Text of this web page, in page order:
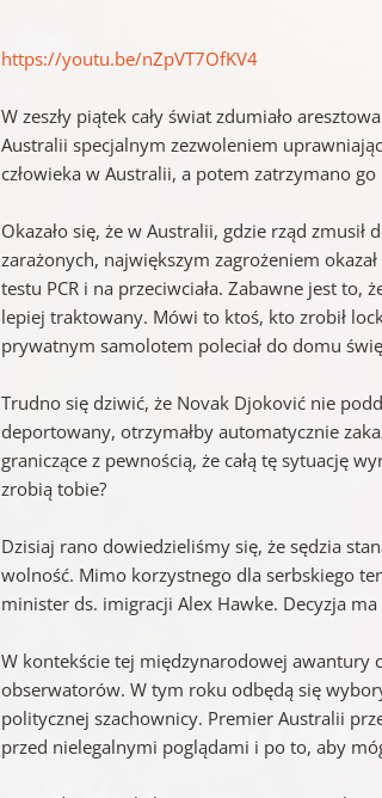
https://youtu.be/nZpVT7OfKV4
W zeszły piątek cały świat zdumiało
Australii specjalnym zezwoleniem
człowieka w Australii, a potem zatrzymano
Okazało się, że w Australii, gdzie rząd
zarażonych, największym zagrożeniem
testu PCR i na przeciwciała. Zabawne jest
lepiej traktowany. Mówi to ktoś, kto zrobił
prywatnym samolotem poleciał do domu
Trudno się dziwić, że Novak Djoković nie
deportowany, otrzymałby automatycznie
graniczące z pewnością, że całą tę sytuację
zrobią tobie?
Dzisiaj rano dowiedzieliśmy się, że sędzia
wolność. Mimo korzystnego dla serbskiego
minister ds. imigracji Alex Hawke. Decyzja
W kontekście tej międzynarodowej
obserwatorów. W tym roku odbędą się
politycznej szachownicy. Premier Australii
przed nielegalnymi poglądami i po to, aby